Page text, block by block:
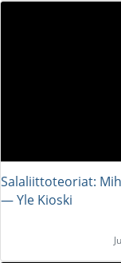
Salaliittoteoriat:
― Yle Kioski